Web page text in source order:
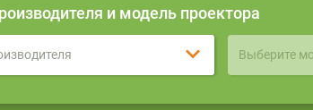
и модель проектора
Выберите